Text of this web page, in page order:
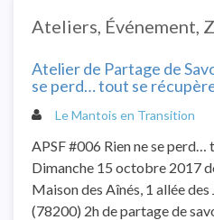
Ateliers Événement
Atelier de Partage de
se perd… tout se
Le Mantois en Transition
APSF #006 Rien ne se perd…
Dimanche 15 octobre 2017
Maison des Aînés, 1 allée
(78200) 2h de partage de